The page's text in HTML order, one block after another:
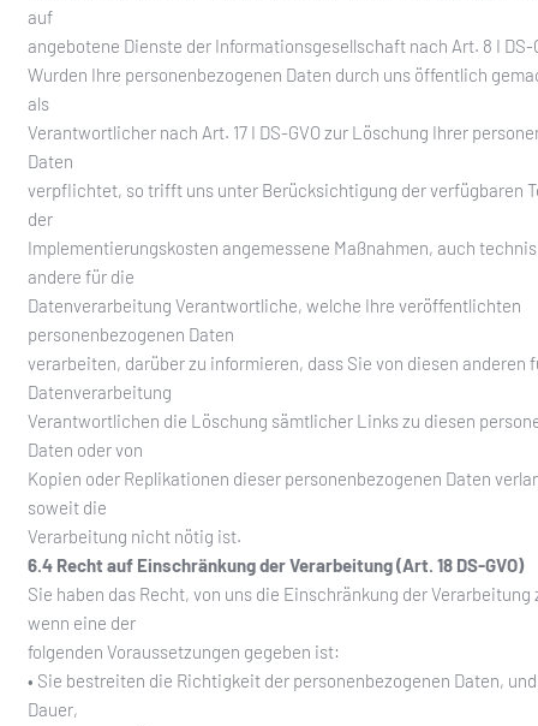
auf
angebotene Dienste der Informationsgesellschaft nach Art. 8 I DS-
Wurden Ihre personenbezogenen Daten durch uns öffentlich
als
Verantwortlicher nach Art. 17 I DS-GVO zur Löschung Ihrer
Daten
verpflichtet, so trifft uns unter Berücksichtigung der verfügbaren
der
Implementierungskosten angemessene Maßnahmen, auch
andere für die
Datenverarbeitung Verantwortliche, welche Ihre veröffentlichten
personenbezogenen Daten
verarbeiten, darüber zu informieren, dass Sie von diesen anderen
Datenverarbeitung
Verantwortlichen die Löschung sämtlicher Links zu diesen
Daten oder von
Kopien oder Replikationen dieser personenbezogenen Daten
soweit die
Verarbeitung nicht nötig ist.
6.4 Recht auf Einschränkung der Verarbeitung (Art. 18 DS-GVO)
Sie haben das Recht, von uns die Einschränkung der Verarbeitung
wenn eine der
folgenden Voraussetzungen gegeben ist:
• Sie bestreiten die Richtigkeit der personenbezogenen Daten,
Dauer,